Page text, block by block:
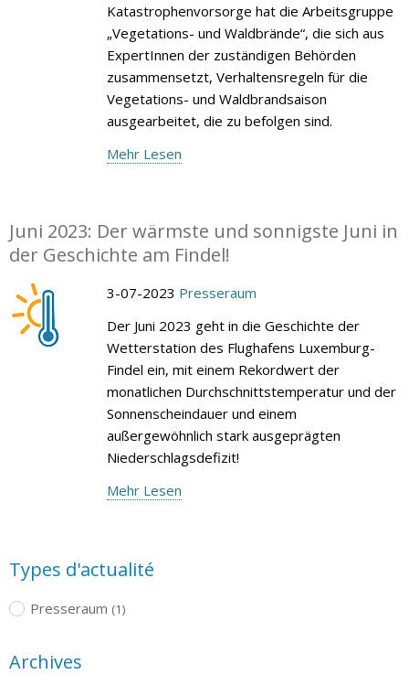
Katastrophenvorsorge hat die Arbeitsgruppe
„Vegetations- und Waldbrände“, die sich aus
ExpertInnen der zuständigen Behörden
zusammensetzt, Verhaltensregeln für die
Vegetations- und Waldbrandsaison
ausgearbeitet, die zu befolgen sind.
Mehr Lesen
Juni 2023: Der wärmste und sonnigste Juni in
der Geschichte am Findel!
3-07-2023 Presseraum
Der Juni 2023 geht in die Geschichte der
Wetterstation des Flughafens Luxemburg-
Findel ein, mit einem Rekordwert der
monatlichen Durchschnittstemperatur und der
Sonnenscheindauer und einem
außergewöhnlich stark ausgeprägten
Niederschlagsdefizit!
Mehr Lesen
Types d'actualité
Presseraum (1)
Archives